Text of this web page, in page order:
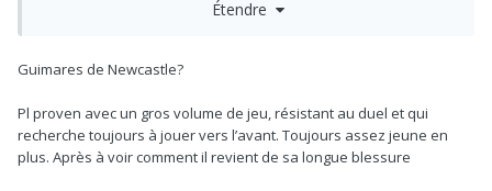
l’infirmerie), plus MLS voir Timber qui peut y jouer.
Étendre
Guimares de Newcastle?
Pl proven avec un gros volume de jeu, résistant au duel et qui
recherche toujours à jouer vers l’avant. Toujours assez jeune en
plus. Après à voir comment il revient de sa longue blessure